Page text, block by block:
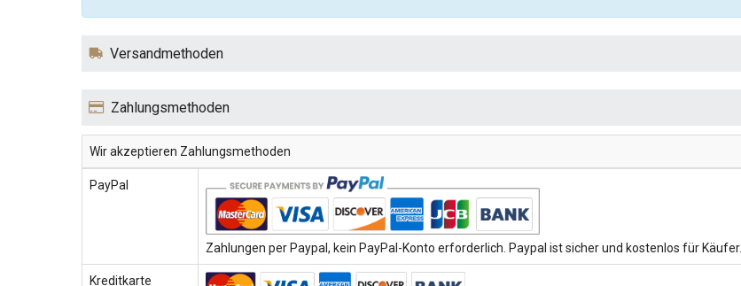
Versandmethoden
Zahlungsmethoden
Wir akzeptieren Zahlungsmethoden
PayPal
Zahlungen per Paypal, kein PayPal-Konto erforderlich. Paypal ist sicher und kostenlos für Käufer.
Kreditkarte